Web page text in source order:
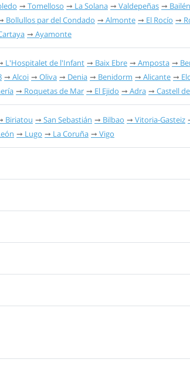
Tomelloso La Solana Valdepeñas Bailén
Bollullos par del Condado Almonte El Rocío
Ayamonte
L'Hospitalet de l'Infant Baix Ebre Amposta
Alcoi Oliva Denia Benidorm Alicante
Roquetas de Mar El Ejido Adra Castell
Biriatou San Sebastián Bilbao Vitoria-Gasteiz
Lugo La Coruña Vigo